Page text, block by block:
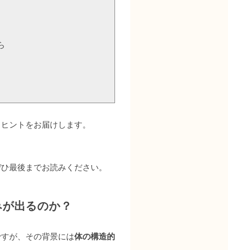
ントをお届けします。
最後までお読みください。
出るのか？
が、その背景には体の構造的